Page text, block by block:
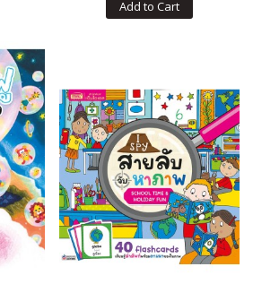
Add to Cart